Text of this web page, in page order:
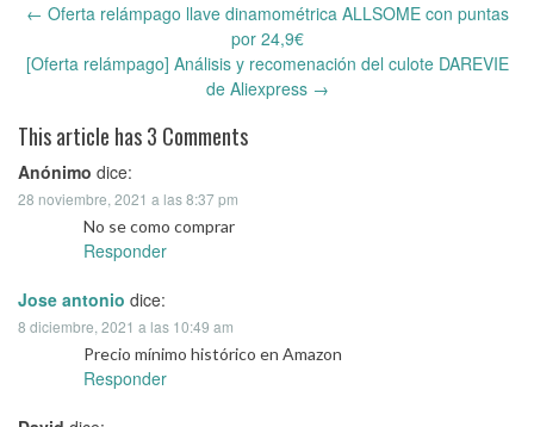
navigation
← Oferta relámpago llave dinamométrica ALLSOME con puntas
por 24,9€
[Oferta relámpago] Análisis y recomenación del culote DAREVIE
de Aliexpress →
This article has 3 Comments
Anónimo dice:
28 noviembre, 2021 a las 8:37 pm
No se como comprar
Responder
Jose antonio dice:
8 diciembre, 2021 a las 10:49 am
Precio mínimo histórico en Amazon
Responder